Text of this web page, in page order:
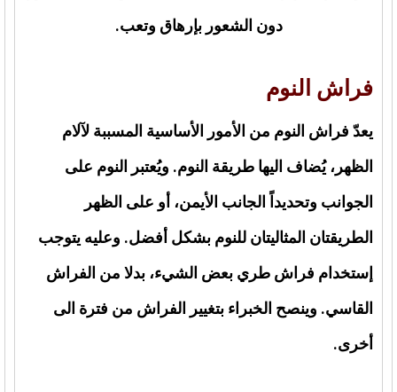
دون الشعور بإرهاق وتعب.
فراش النوم
يعدّ فراش النوم من الأمور الأساسية المسببة لآلام
الظهر، يُضاف اليها طريقة النوم. ويُعتبر النوم على
الجوانب وتحديداً الجانب الأيمن، أو على الظهر
الطريقتان المثاليتان للنوم بشكل أفضل. وعليه يتوجب
إستخدام فراش طري بعض الشيء، بدلا من الفراش
القاسي. وينصح الخبراء بتغيير الفراش من فترة الى
أخرى.